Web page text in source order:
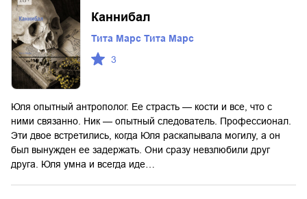
Каннибал
Тита Марс Тита Марс
3
Юля опытный антрополог. Ее страсть — кости и все, что с
ними связанно. Ник — опытный следователь. Профессионал.
Эти двое встретились, когда Юля раскапывала могилу, а он
был вынужден ее задержать. Они сразу невзлюбили друг
друга. Юля умна и всегда иде…